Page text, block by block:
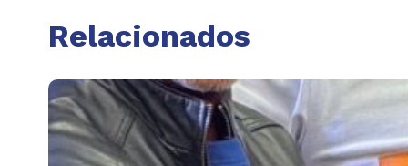
Relacionados